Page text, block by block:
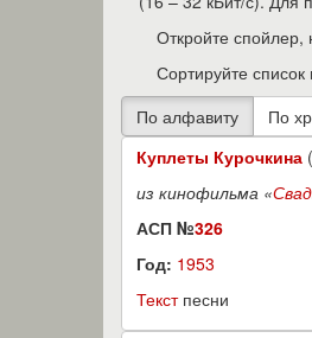
Откройте спойлер,
Сортируйте
Куплеты Курочкина (
из кинофильма «
АСП №326
Год: 1953
Текстпесни